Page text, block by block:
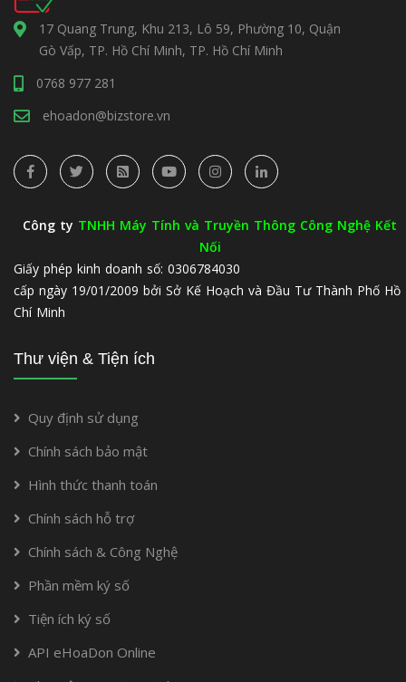
17 Quang Trung, Khu 213, Lô 59, Phường 10, Quận
Gò Vấp, TP. Hồ Chí Minh, TP. Hồ Chí Minh
0768 977 281
ehoadon@bizstore.vn
Công ty TNHH Máy Tính và Truyền Thông Công Nghệ Kết
Nối
Giấy phép kinh doanh số: 0306784030
cấp ngày 19/01/2009 bởi Sở Kế Hoạch và Đầu Tư Thành Phố Hồ
Chí Minh
Thư viện & Tiện ích
Quy định sử dụng
Chính sách bảo mật
Hình thức thanh toán
Chính sách hỗ trợ
Chính sách & Công Nghệ
Phần mềm ký số
Tiện ích ký số
API eHoaDon Online